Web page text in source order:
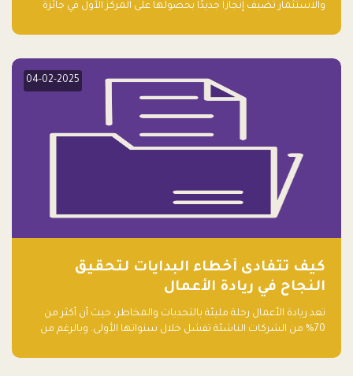
والاستثمار تُضيف إنجازًا جديدًا بحصولها على المركز الأول في جائزة
04-02-2025
كيف تتفادى أخطاء البدايات لتحقيق
النجاح في ريادة الأعمال
تعد ريادة الأعمال رحلة مليئة بالتحديات والمخاطر، حيث أن أكثر من
70% من الشركات الناشئة تفشل خلال سنواتها الأولى. وبالرغم من
الكثيرون في بداية رحلتهم، وهي التي قد تعرقل نجاحهم. في هذا